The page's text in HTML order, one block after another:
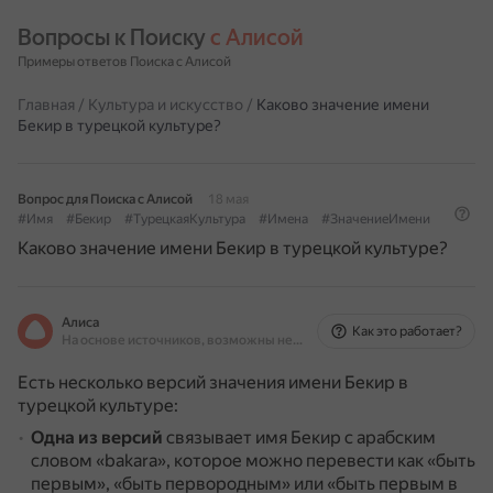
Вопросы к Поиску с Алисой
Примеры ответов Поиска с Алисой
Главная / Культура и искусство / Каково значение имени
Бекир в турецкой культуре?
Вопрос для Поиска с Алисой
18 мая
#Имя
#Бекир #ТурецкаяКультура #Имена #ЗначениеИмени
Каково значение имени Бекир в турецкой культуре?
Алиса
На основе источников, возможны неточности
Как это работает?
Есть несколько версий значения имени Бекир в
турецкой культуре:
Одна из версий связывает имя Бекир с арабским
словом «bakara», которое можно перевести как «быть
первым», «быть первородным» или «быть первым в